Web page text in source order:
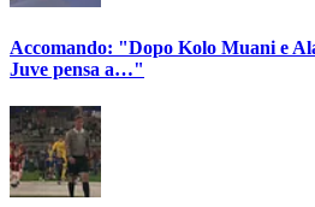
Accomando: "Dopo Kolo Muani e
Juve pensa a…"